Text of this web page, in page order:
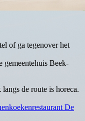
of ga tegenover het
gemeentehuis Beek-
de route is horeca.
De